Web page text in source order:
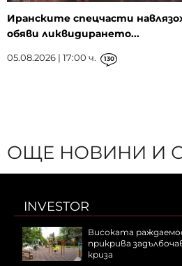
Иранските спецчасти
обяви ликвидирането...
05.08.2026 | 17:00 ч. 130
ОЩЕ НОВИНИ И
INVESTOR
Високата
прикрива
криза